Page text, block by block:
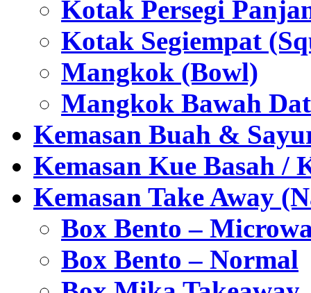
Kotak Persegi
Kotak Segiempat
Mangkok (Bowl)
Mangkok Bawah
Kemasan Buah &
Kemasan Kue Basah /
Kemasan Take Away
Box Bento –
Box Bento – Normal